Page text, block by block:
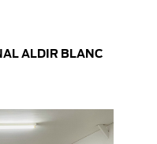
ALDIR BLANC